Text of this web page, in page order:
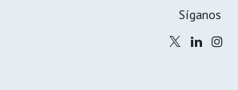
Síganos